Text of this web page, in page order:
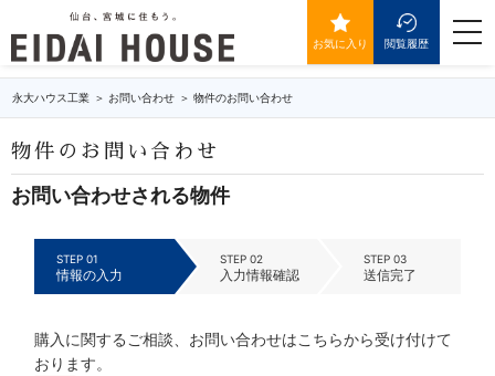
お気に入り 閲覧履歴
永大ハウス工業 お問い合わせ 物件のお問い合わせ
物件のお問い合わせ
お問い合わせされる物件
STEP 01
情報の入力
STEP 02
入力情報確認
STEP 03
送信完了
購入に関するご相談、お問い合わせはこちらから受け付けて
おります。